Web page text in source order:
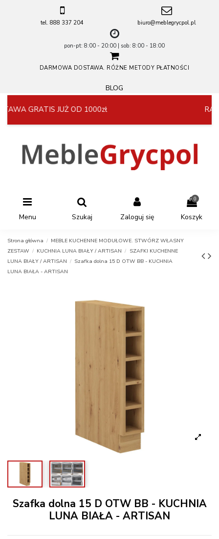
tel. 888 337 204 biuro@meblegrycpol.pl
pon-pt: 8:00 - 20:00 | sob: 8:00 - 18:00
DARMOWA DOSTAWA. RÓŻNE METODY PŁATNOŚCI
BLOG
GRATIS JUŻ OD 1000zł
Menu Szukaj Zaloguj się
0
Koszyk
Strona główna
MEBLE KUCHENNE MODUŁOWE. STWÓRZ WŁASNY
ZESTAW
KUCHNIA LUNA BIAŁY / ARTISAN
SZAFKI KUCHENNE
LUNA BIAŁY / ARTISAN
Szafka dolna 15 D OTW BB - KUCHNIA
LUNA BIAŁA - ARTISAN
Szafka dolna 15 D OTW BB - KUCHNIA
LUNA BIAŁA - ARTISAN